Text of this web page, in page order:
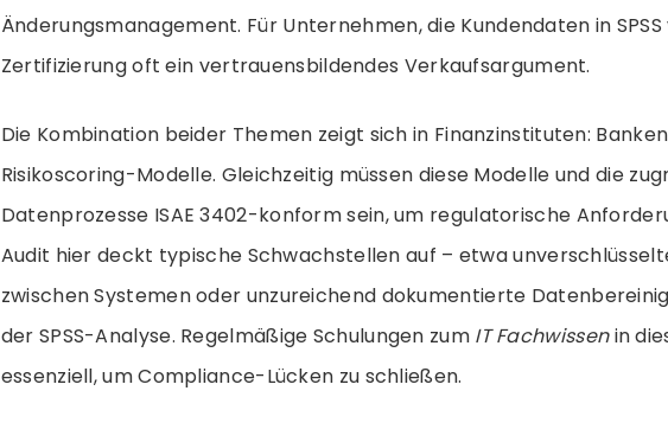
Änderungsmanagement. Für Unternehmen, die Kundendaten in
Zertifizierung oft ein vertrauensbildendes Verkaufsargument.
Die Kombination beider Themen zeigt sich in Finanzinstituten:
Risikoscoring-Modelle. Gleichzeitig müssen diese Modelle und die
Datenprozesse ISAE 3402-konform sein, um regulatorische
Audit hier deckt typische Schwachstellen auf – etwa
zwischen Systemen oder unzureichend dokumentierte
der SPSS-Analyse. Regelmäßige Schulungen zum IT Fachwissenin
essenziell, um Compliance-Lücken zu schließen.